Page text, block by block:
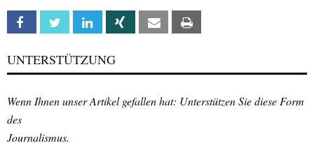
Facebook Twitter Linkedin Xing Email
UNTERSTÜTZUNG
Wenn Ihnen unser Artikel gefallen hat: Unterstützen Sie diese Form
des
Journalismus.